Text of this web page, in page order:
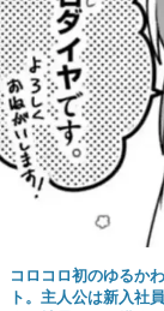
コロコロ初のゆるか
ト。主人公は新入社